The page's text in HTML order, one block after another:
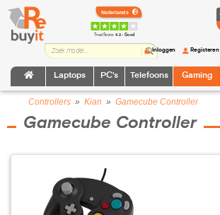
TrustScore:4.2 • Goed
Laptops PC's Telefoons Gaming
Inloggen Registeren
Controllers » Kian » Gamecube Controller
Gamecube Controller